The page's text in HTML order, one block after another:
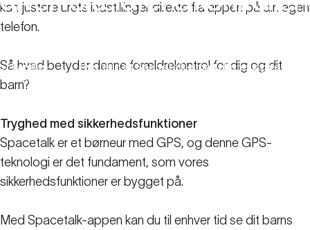
Familie-
ressourcer
Hvordan et Spacetalk-smartphoneur giver
kan justere urets indstillinger direkte fra appen på din egen
telefon.
Så hvad betyder denne forældrekontrol for dig og dit
barn?
Tryghed med sikkerhedsfunktioner
Spacetalk er et børneur med GPS, og denne GPS-
teknologi er det fundament, som vores
sikkerhedsfunktioner er bygget på.
Med Spacetalk-appen kan du til enhver tid se dit barns